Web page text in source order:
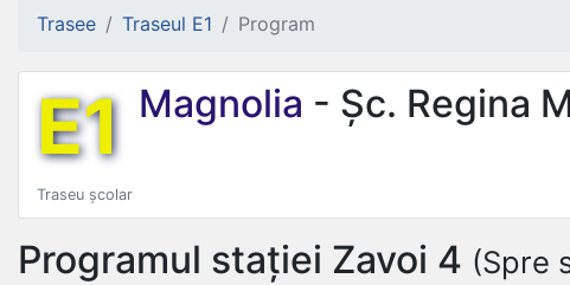
Trasee Traseul E1 Program
E1 Magnolia - Șc. Regina
Traseu școlar
Programul stației Zavoi 4 (Spre